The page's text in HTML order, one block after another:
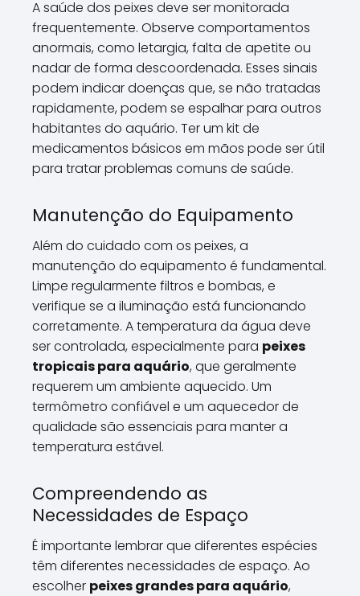
A saúde dos peixes deve ser monitorada
frequentemente. Observe comportamentos
anormais, como letargia, falta de apetite ou
nadar de forma descoordenada. Esses sinais
podem indicar doenças que, se não tratadas
rapidamente, podem se espalhar para outros
habitantes do aquário. Ter um kit de
medicamentos básicos em mãos pode ser útil
para tratar problemas comuns de saúde.
Manutenção do Equipamento
Além do cuidado com os peixes, a
manutenção do equipamento é fundamental.
Limpe regularmente filtros e bombas, e
verifique se a iluminação está funcionando
corretamente. A temperatura da água deve
ser controlada, especialmente para peixes
tropicais para aquário, que geralmente
requerem um ambiente aquecido. Um
termômetro confiável e um aquecedor de
qualidade são essenciais para manter a
temperatura estável.
Compreendendo as
Necessidades de Espaço
É importante lembrar que diferentes espécies
têm diferentes necessidades de espaço. Ao
escolher peixes grandes para aquário,